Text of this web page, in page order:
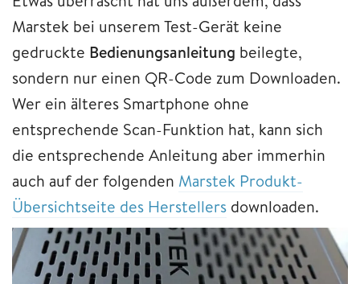
Marstek bei unserem Test-Gerät keine
gedruckte Bedienungsanleitung beilegte,
sondern nur einen QR-Code zum Downloaden.
Wer ein älteres Smartphone ohne
entsprechende Scan-Funktion hat, kann sich
die entsprechende Anleitung aber immerhin
auch auf der folgenden Marstek Produkt-
Übersichtseite des Herstellers downloaden.